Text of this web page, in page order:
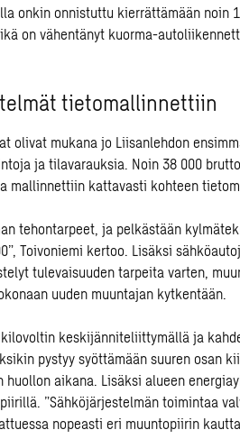
onkin onnistuttu kierrättämään noin
on vähentänyt kuorma-
tietomallinnettiin
olivat mukana jo Liisanlehdon
ja tilavarauksia. Noin 38 000
mallinnettiin kattavasti kohteen
tehontarpeet, ja pelkästään
Toivoniemi kertoo. Lisäksi
tulevaisuuden tarpeita varten,
uuden muuntajan kytkentään.
keskijänniteliittymällä ja
pystyy syöttämään suuren osan
aikana. Lisäksi alueen
”Sähköjärjestelmän toimintaa
nopeasti eri muuntopiirin